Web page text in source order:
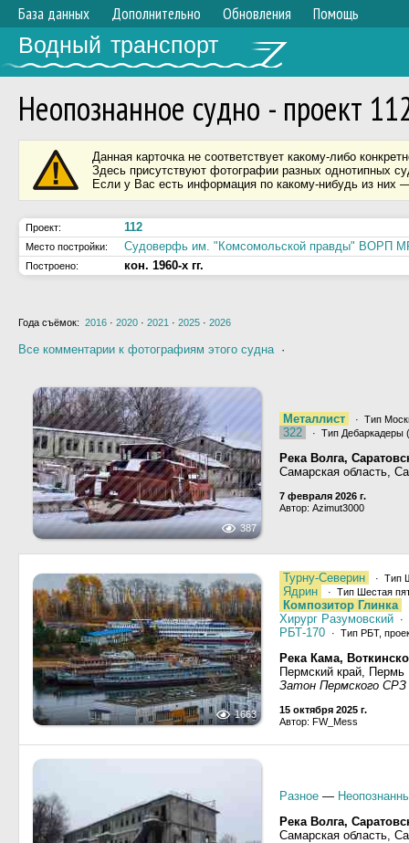
База данных Дополнительно Обновления Помощь
Водный транспорт
Неопознанное судно - проект
Данная карточка не соответствует какому-либо
Здесь присутствуют фотографии разных однотипных
Если у Вас есть информация по какому-нибудь из них
Проект: 112
Место постройки: Судоверфь им. "Комсомольской правды" ВОРП
Построено: кон. 1960-х гг.
Года съёмок: 2016 · 2020 · 2021 · 2025 · 2026
Все комментарии к фотографиям этого судна·
387
Металлист · Тип
322 · Тип Дебаркадеры
Река Волга,
Самарская область,
7 февраля 2026 г.
Автор: Azimut3000
1663
Турну-Северин · Тип
Ядрин · Тип Шестая
Композитор Глинка
Хирург Разумовский ·
РБТ-170 · Тип РБТ,
Река Кама,
Пермский край, Пермь
Затон Пермского СРЗ
15 октября 2025 г.
Автор: FW_Mess
Разное —
Река Волга,
Самарская область,